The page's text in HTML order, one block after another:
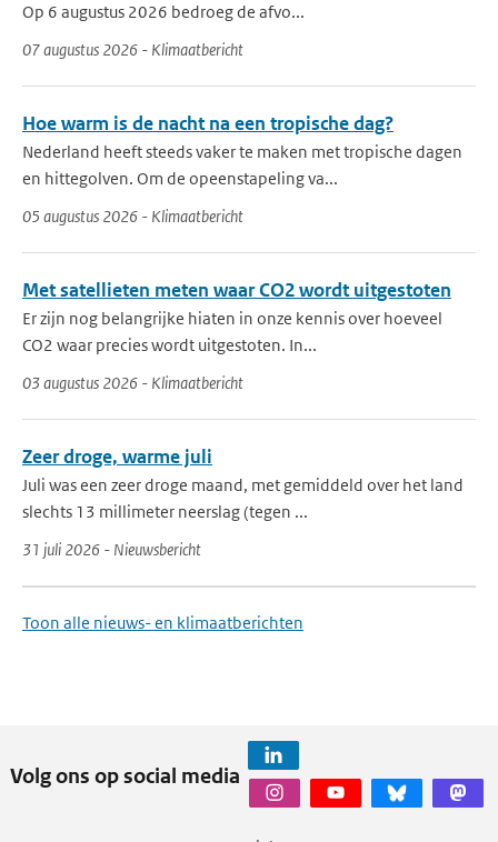
Op 6 augustus 2026 bedroeg de afvo...
07 augustus 2026 - Klimaatbericht
Hoe warm is de nacht na een tropische dag?
Nederland heeft steeds vaker te maken met tropische dagen
en hittegolven. Om de opeenstapeling va...
05 augustus 2026 - Klimaatbericht
Met satellieten meten waar CO2 wordt uitgestoten
Er zijn nog belangrijke hiaten in onze kennis over hoeveel
CO2 waar precies wordt uitgestoten. In...
03 augustus 2026 - Klimaatbericht
Zeer droge, warme juli
Juli was een zeer droge maand, met gemiddeld over het land
slechts 13 millimeter neerslag (tegen ...
31 juli 2026 - Nieuwsbericht
Toon alle nieuws- en klimaatberichten
Volg ons op social media